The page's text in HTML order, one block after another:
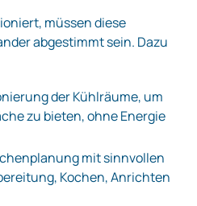
müssen diese
abgestimmt sein. Dazu
der Kühlräume, um
zu bieten, ohne Energie
mit sinnvollen
Kochen, Anrichten